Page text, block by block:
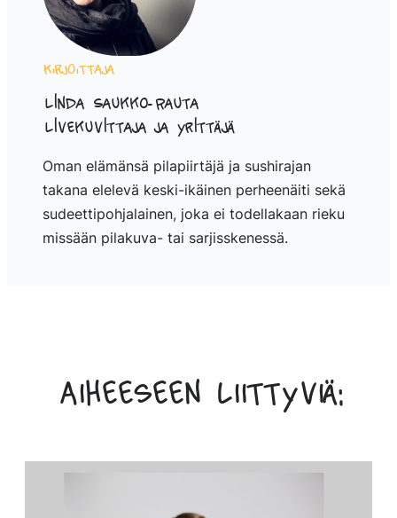
Kirjoittaja
Linda Saukko-Rauta
Livekuvittaja ja yrittäjä
Oman elämänsä pilapiirtäjä ja sushirajan
takana elelevä keski-ikäinen perheenäiti sekä
sudeettipohjalainen, joka ei todellakaan rieku
missään pilakuva- tai sarjisskenessä.
Aiheeseen liittyviä: